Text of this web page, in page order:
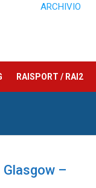
ARCHIVIO
RAISPORT / RAI2
–